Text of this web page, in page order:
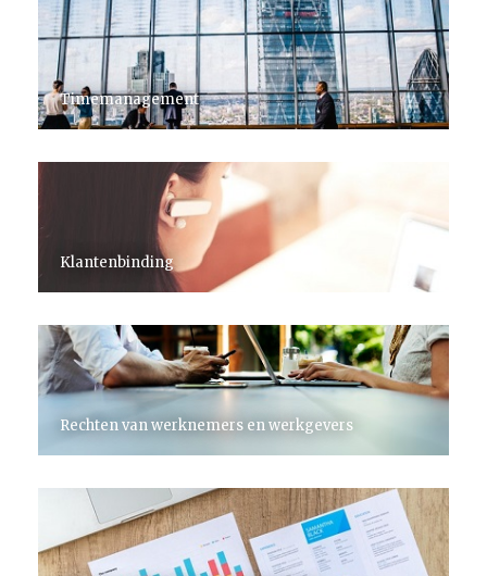
Timemanagement
Klantenbinding
Rechten van werknemers en werkgevers